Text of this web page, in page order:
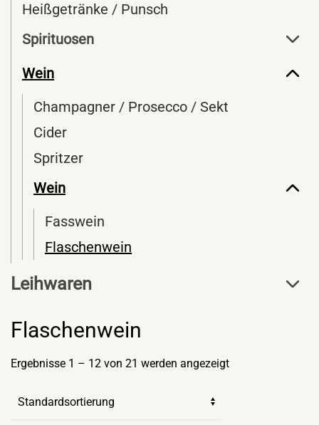
Heißgetränke / Punsch
Spirituosen
Wein
Champagner / Prosecco / Sekt
Cider
Spritzer
Wein
Fasswein
Flaschenwein
Leihwaren
Flaschenwein
Ergebnisse 1 – 12 von 21 werden angezeigt